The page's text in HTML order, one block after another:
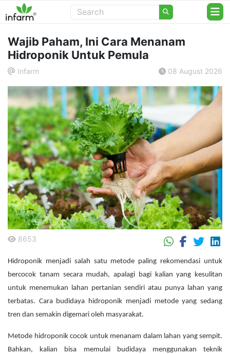
Wajib Paham, Ini Cara Menanam
Hidroponik Untuk Pemula
Infarm 08 August 2026
8653
Hidroponik menjadi salah satu metode paling rekomendasi untuk
bercocok tanam secara mudah, apalagi bagi kalian yang kesulitan
untuk menemukan lahan pertanian sendiri atau punya lahan yang
terbatas. Cara budidaya hidroponik menjadi metode yang sedang
tren dan semakin digemari oleh masyarakat.
Metode hidroponik cocok untuk menanam dalam lahan yang sempit.
Bahkan, kalian bisa memulai budidaya menggunakan teknik